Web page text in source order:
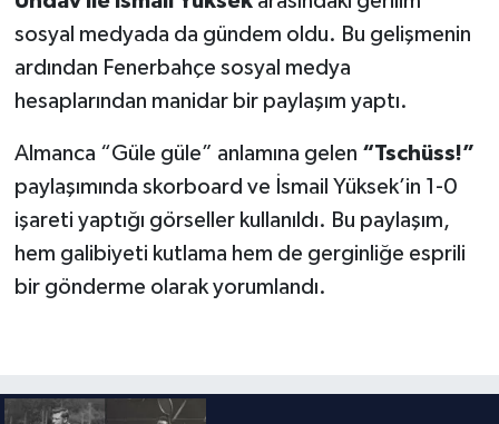
sosyal medyada da gündem oldu. Bu gelişmenin
ardından Fenerbahçe sosyal medya
hesaplarından manidar bir paylaşım yaptı.
Almanca “Güle güle” anlamına gelen “Tschüss!”
paylaşımında skorboard ve İsmail Yüksek’in 1-0
işareti yaptığı görseller kullanıldı. Bu paylaşım,
hem galibiyeti kutlama hem de gerginliğe esprili
bir gönderme olarak yorumlandı.
Su Sporları
Diğer Spor Dalları
Futbolcular